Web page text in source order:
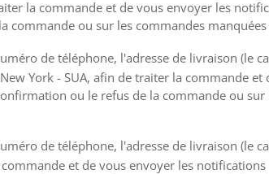
la commande et de vous envoyer les
ou sur les commandes
de téléphone, l'adresse de livraison (le
York - SUA, afin de traiter la commande
ou le refus de la commande ou sur
de téléphone, l'adresse de livraison (le
et de vous envoyer les